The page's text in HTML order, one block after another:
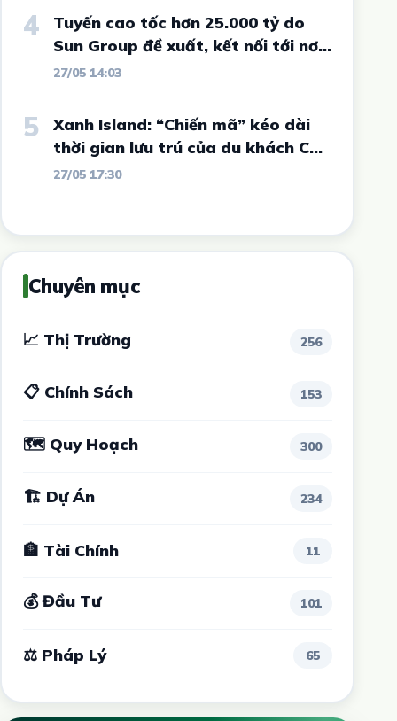
4
Tuyến cao tốc hơn 25.000 tỷ do
Sun Group đề xuất, kết nối tới nơi
từng "sôi sục" vì sốt đất và được
Nguyên có diễn biến mới
27/05 14:03
5
Xanh Island: “Chiến mã” kéo dài
thời gian lưu trú của du khách Cát
Bà
27/05 17:30
Chuyên mục
📈 Thị Trường 256
📋 Chính Sách 153
🗺 Quy Hoạch 300
🏗 Dự Án 234
🏦 Tài Chính 11
💰 Đầu Tư 101
⚖ Pháp Lý 65